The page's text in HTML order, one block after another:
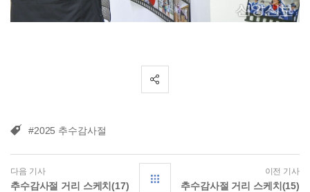
#2025 추수감사절
다음 기사
추수감사절 거리 스케치(17)
이전 기사
추수감사절 거리 스케치(15)